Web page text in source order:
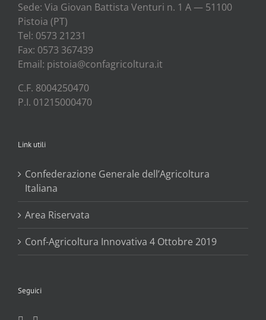
Sede: Via Gio­van Bat­ti­sta Ven­tu­ri n. 1 A — 51100
Pisto­ia (PT)
Tel: 0573 21231
Fax: 0573 367439
Email: pistoia@confagricoltura.it
C.F. 8004250470
P.I. 01215000470
Link utili
Confederazione Generale dell’Agricoltura
Italiana
Area Riservata
Conf-Agricoltura Innovativa 4 Ottobre 2019
Seguici